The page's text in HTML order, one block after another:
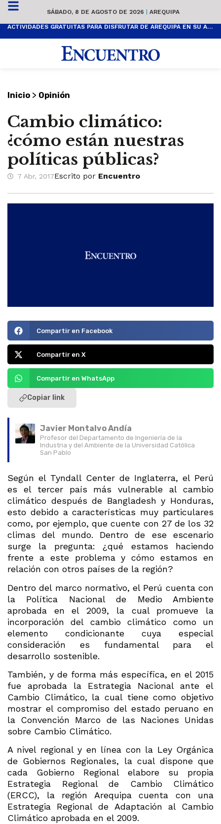
SÁBADO, 8 DE AGOSTO DE 2026 | AREQUIPA
ACTIVIDADES GRATUITAS PARA DISFRUTAR DE AREQUIPA EN SU ANIVERSARIO
Inicio > Opinión
Cambio climático:
¿cómo están nuestras
políticas públicas?
7 Abr, 2017Escrito por Encuentro
Compartir en Facebook
Compartir en X
Compartir en WhatsApp
Copiar link
Javier Montalvo Andía
Profesor del Departamento de Ingeniería de la
Industria y del Ambiente de la Universidad Católica
San Pablo
Según el Tyndall Center de Inglaterra, el Perú
es el tercer país más vulnerable al cambio
climático después de Bangladesh y Honduras,
esto debido a características muy particulares
como, por ejemplo, que cuente con 27 de los 32
climas del mundo. Dentro de ese escenario
surge la pregunta: ¿qué estamos haciendo
frente a este problema y cómo estamos en
relación con otros países de la región?
Dentro del marco normativo, el Perú cuenta con
la Política Nacional de Medio Ambiente
aprobada en el 2009, la cual promueve la
incorporación del cambio climático como un
elemento condicionante cuya especial
consideración es fundamental para el
desarrollo sostenible.
También, y de forma más específica, en el 2015
fue aprobada la Estrategia Nacional ante el
Cambio Climático, la cual tiene como objetivo
mostrar el compromiso del estado peruano en
la Convención Marco de las Naciones Unidas
sobre Cambio Climático.
A nivel regional y en línea con la Ley Orgánica
de Gobiernos Regionales, la cual dispone que
cada Gobierno Regional elabore su propia
Estrategia Regional de Cambio Climático
(ERCC), la región Arequipa cuenta con una
Estrategia Regional de Adaptación al Cambio
Climático aprobada en el 2009.